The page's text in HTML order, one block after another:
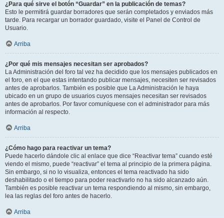
¿Para qué sirve el botón “Guardar” en la publicación de temas?
Esto le permitirá guardar borradores que serán completados y enviados más
tarde. Para recargar un borrador guardado, visite el Panel de Control de
Usuario.
Arriba
¿Por qué mis mensajes necesitan ser aprobados?
La Administración del foro tal vez ha decidido que los mensajes publicados en
el foro, en el que estas intentando publicar mensajes, necesiten ser revisados
antes de aprobarlos. También es posible que La Administración le haya
ubicado en un grupo de usuarios cuyos mensajes necesitan ser revisados
antes de aprobarlos. Por favor comuníquese con el administrador para más
información al respecto.
Arriba
¿Cómo hago para reactivar un tema?
Puede hacerlo dándole clic al enlace que dice “Reactivar tema” cuando esté
viendo el mismo, puede “reactivar” el tema al principio de la primera página.
Sin embargo, si no lo visualiza, entonces el tema reactivado ha sido
deshabilitado o el tiempo para poder reactivarlo no ha sido alcanzado aún.
También es posible reactivar un tema respondiendo al mismo, sin embargo,
lea las reglas del foro antes de hacerlo.
Arriba